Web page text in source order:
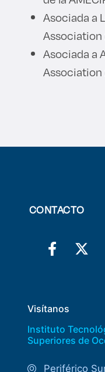
Asociada a
Asociada a
CONTACTO
Visítanos
Instituto
Superiores de
Periférico